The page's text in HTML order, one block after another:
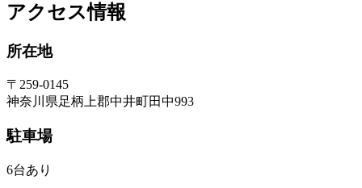
アクセス情報
所在地
〒259-0145
神奈川県足柄上郡中井町田中993
駐車場
6台あり